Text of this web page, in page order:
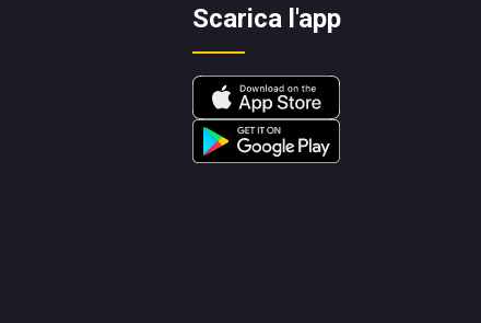
Scarica l'app